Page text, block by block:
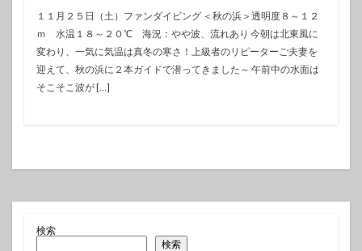
１１月２５日（土）ファンダイビング ＜秋の浜＞透明度８～１２
ｍ 水温１８～２０℃ 海況：やや波、流れあり 今朝は北東風に
変わり、一気に気温は真冬の寒さ！上級者のリピーターご夫妻を
迎えて、秋の浜に２本ガイドで潜ってきました～ 午前中の水面は
そこそこ波が […]
検索
検索